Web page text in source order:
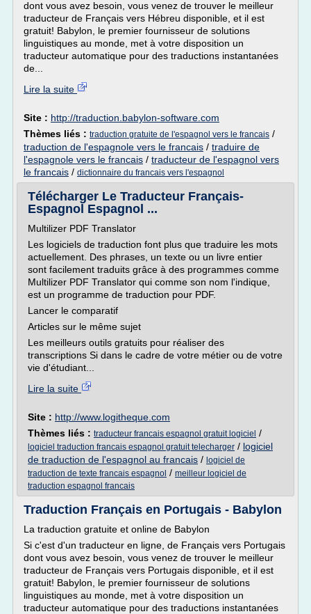
dont vous avez besoin, vous venez de trouver le meilleur
traducteur de Français vers Hébreu disponible, et il est
gratuit! Babylon, le premier fournisseur de solutions
linguistiques au monde, met à votre disposition un
traducteur automatique pour des traductions instantanées
de...
Lire la suite
Site : http://traduction.babylon-software.com
Thèmes liés : traduction gratuite de l'espagnol vers le francais /
traduction de l'espagnole vers le francais / traduire de
l'espagnole vers le francais / traducteur de l'espagnol vers
le francais / dictionnaire du francais vers l'espagnol
Télécharger Le Traducteur Français-
Espagnol Espagnol ...
Multilizer PDF Translator
Les logiciels de traduction font plus que traduire les mots
actuellement. Des phrases, un texte ou un livre entier
sont facilement traduits grâce à des programmes comme
Multilizer PDF Translator qui comme son nom l'indique,
est un programme de traduction pour PDF.
Lancer le comparatif
Articles sur le même sujet
Les meilleurs outils gratuits pour réaliser des
transcriptions Si dans le cadre de votre métier ou de votre
vie d'étudiant...
Lire la suite
Site : http://www.logitheque.com
Thèmes liés : traducteur francais espagnol gratuit logiciel /
logiciel traduction francais espagnol gratuit telecharger / logiciel
de traduction de l'espagnol au francais / logiciel de
traduction de texte francais espagnol / meilleur logiciel de
traduction espagnol francais
Traduction Français en Portugais - Babylon
La traduction gratuite et online de Babylon
Si c'est d'un traducteur en ligne, de Français vers Portugais
dont vous avez besoin, vous venez de trouver le meilleur
traducteur de Français vers Portugais disponible, et il est
gratuit! Babylon, le premier fournisseur de solutions
linguistiques au monde, met à votre disposition un
traducteur automatique pour des traductions instantanées